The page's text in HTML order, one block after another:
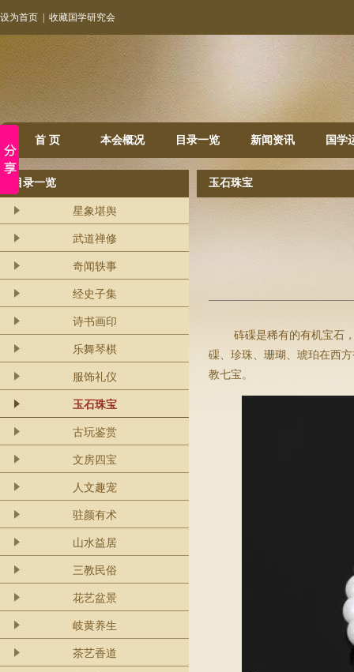
设为首页 收藏国学研究会
首 页 本会概况 目录一览 新闻资讯 国学
目录一览
星象堪舆
武道禅修
奇闻轶事
经史子集
诗书画印
乐舞琴棋
服饰礼仪
玉石珠宝
古玩鉴赏
文房四宝
人文趣宠
驻颜有术
山水益居
三教民俗
花艺盆景
岐黄养生
茶艺香道
玉石珠宝
砗磲是稀有的有机宝石
磲、珍珠、珊瑚、琥珀在西
教七宝。